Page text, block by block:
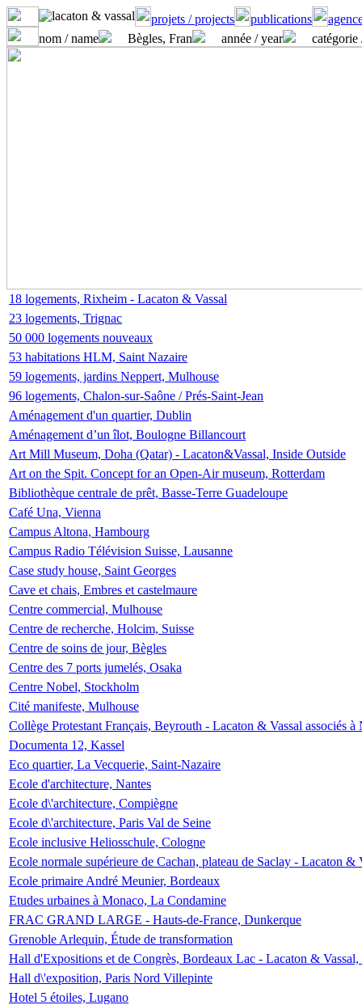
projets / projects publications
nom / name
Bègles, Fran année / year catégorie
18 logements, Rixheim - Lacaton & Vassal
23 logements, Trignac
50 000 logements nouveaux
53 habitations HLM, Saint Nazaire
59 logements, jardins Neppert, Mulhouse
96 logements, Chalon-sur-Saône / Prés-Saint-Jean
Aménagement d'un quartier, Dublin
Aménagement d’un îlot, Boulogne Billancourt
Art Mill Museum, Doha (Qatar) - Lacaton&Vassal, Inside Outside
Art on the Spit. Concept for an Open-Air museum, Rotterdam
Bibliothèque centrale de prêt, Basse-Terre Guadeloupe
Café Una, Vienna
Campus Altona, Hambourg
Campus Radio Télévision Suisse, Lausanne
Case study house, Saint Georges
Cave et chais, Embres et castelmaure
Centre commercial, Mulhouse
Centre de recherche, Holcim, Suisse
Centre de soins de jour, Bègles
Centre des 7 ports jumelés, Osaka
Centre Nobel, Stockholm
Cité manifeste, Mulhouse
Collège Protestant Français, Beyrouth - Lacaton & Vassal associés
Documenta 12, Kassel
Eco quartier, La Vecquerie, Saint-Nazaire
Ecole d'architecture, Nantes
Ecole d\'architecture, Compiègne
Ecole d\'architecture, Paris Val de Seine
Ecole inclusive Heliosschule, Cologne
Ecole normale supérieure de Cachan, plateau de Saclay - Lacaton &
Ecole primaire André Meunier, Bordeaux
Etudes urbaines à Monaco, La Condamine
FRAC GRAND LARGE - Hauts-de-France, Dunkerque
Grenoble Arlequin, Étude de transformation
Hall d'Expositions et de Congrès, Bordeaux Lac - Lacaton &
Hall d\'exposition, Paris Nord Villepinte
Hotel 5 étoiles, Lugano